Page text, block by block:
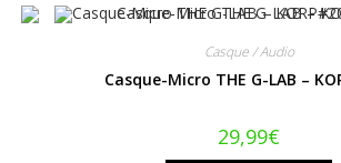
Casque / Audio
Casque-Micro THE G-LAB –
29,99€